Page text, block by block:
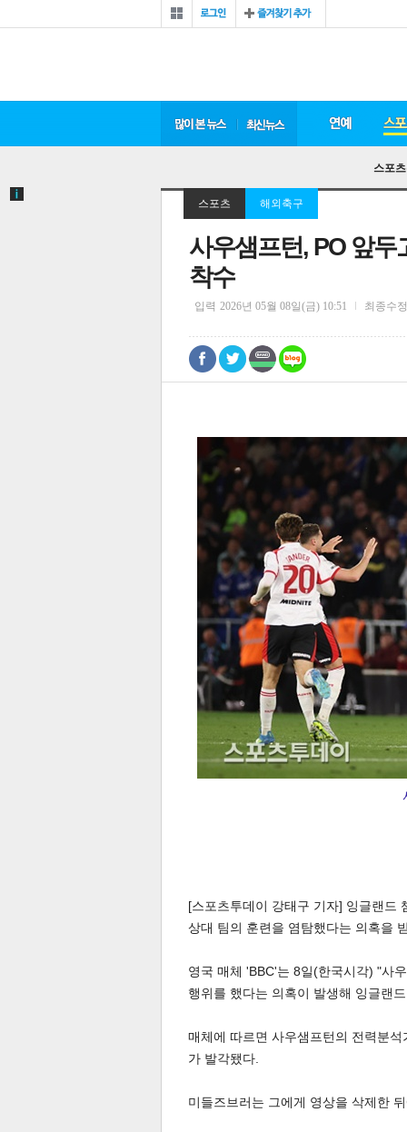
로그 즐겨찾기
많이 본 뉴스 최신 뉴스 연예 스
스포
스포츠 해외축구
사우샘프턴, PO 앞
착수
입력 2026년 05월 08일(금) 10:51 최종수정
0
[스포츠투데이 강태구 기자] 잉글랜드
상대 팀의 훈련을 염탐했다는 의혹을
영국 매체 'BBC'는 8일(한국시각) "사
행위를 했다는 의혹이 발생해 잉글랜
매체에 따르면 사우샘프턴의 전력분
가 발각됐다.
미들즈브러는 그에게 영상을 삭제한